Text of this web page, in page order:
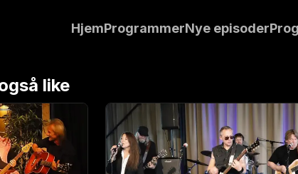
HjemProgrammerNye episoder
Band, Mari-Anne Øksnes, Casino Steel og
like